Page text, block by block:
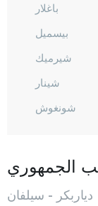
باغلار
بيسميل
شيرميك
شينار
شونغوش
الجمهوري
دياربكر - سيلفان